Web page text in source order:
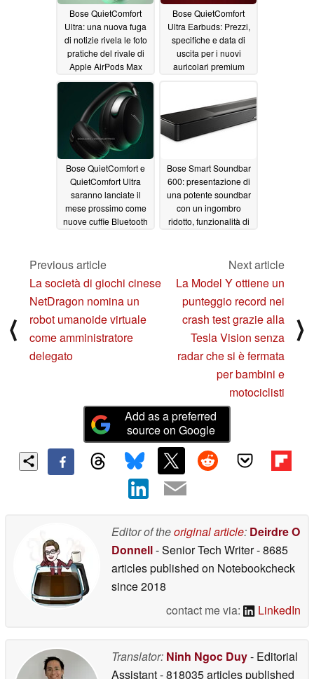
Bose QuietComfort
Ultra: una nuova fuga
di notizie rivela le foto
pratiche del rivale di
Apple AirPods Max
08/13/2023
Bose QuietComfort
Ultra Earbuds: Prezzi,
specifiche e data di
uscita per i nuovi
auricolari premium
Bose QuietComfort e
QuietComfort Ultra
saranno lanciate il
mese prossimo come
nuove cuffie Bluetooth
Bose Smart Soundbar
600: presentazione di
una potente soundbar
con un ingombro
ridotto, funzionalità di
⟨
Previous article
La società di giochi cinese
NetDragon nomina un
robot umanoide virtuale
come amministratore
delegato
Next article
La Model Y ottiene un
punteggio record nei
crash test grazie alla
Tesla Vision senza
radar che si è fermata
per bambini e
motociclisti
⟩
Add as a preferred
source on Google
Editor of theoriginal article: Deirdre O
Donnell- Senior Tech Writer- 8685
articles published on Notebookcheck
since 2018
contact me via:
LinkedIn
Translator: Ninh Ngoc Duy- Editorial
Assistant- 818035 articles published